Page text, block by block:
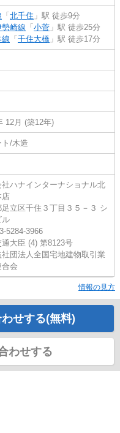
「北千住 」駅 徒歩9分
崎線 「小菅 」駅 徒歩25分
「千住大橋 」駅 徒歩17分
12月 (築12年)
ト/木造
社ハナインターナショナル北
店
立区千住３丁目３５－３ シ
ル
5284-3966
通大臣 (4) 第8123号
社団法人全国宅地建物取引業
会
情報の見方
せする(無料)
わせする